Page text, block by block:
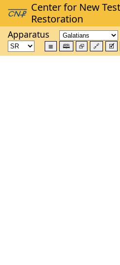
Apparatus
≣ 🕮 ⮺ 🔗 🗹